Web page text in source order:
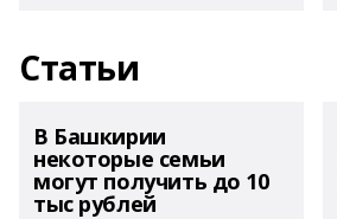
Статьи
В Башкирии
некоторые семьи
могут получить до 10
тыс рублей